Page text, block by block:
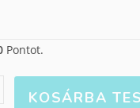
Pontot.
KOSÁRBA